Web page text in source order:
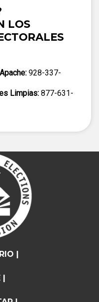
LOS
928-337-
Limpias: 877-631-
|
|